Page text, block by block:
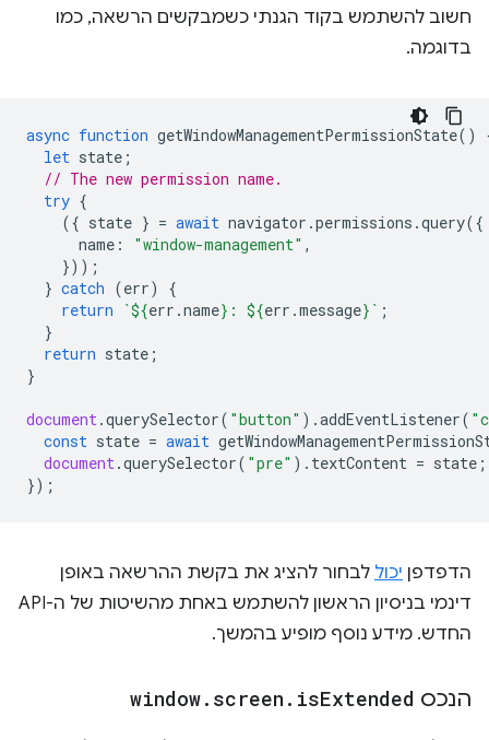
חשוב להשתמש בקוד הגנתי כשמבקשים הרשאה, כמו
בדוגמה.
async function getWindowManagementPermissionState()
let state ;
// The new permission name.
try {
({ state } = await navigator .permissions .query({
name : "window-management" ,
}));
} catch (err)
{
return
`${err .name} : ${err .message} ` ;
}
return state ;
}
document.querySelector( "button" ).addEventListener(
const state = await
document.querySelector( "pre" ). textContent = state ;
});
הדפדפן יכול לבחור להציג את בקשת ההרשאה באופן
דינמי בניסיון הראשון להשתמש באחת מהשיטות של ה-API
החדש. מידע נוסף מופיע בהמשך.
הנכס window. screen . isExtended